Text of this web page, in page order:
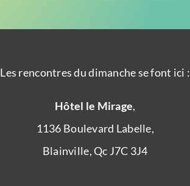
Les rencontres du dimanche se font ici :
Hôtel le Mirage,
1136 Boulevard Labelle,
Blainville, Qc J7C 3J4